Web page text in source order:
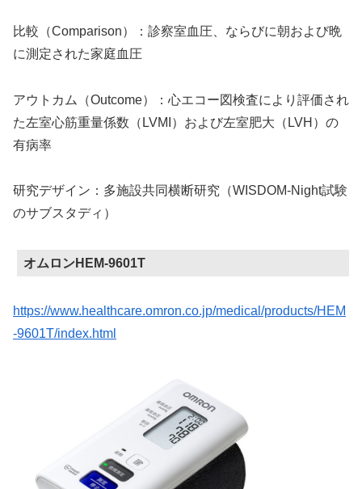
比較（Comparison）：診察室血圧、ならびに朝および晩
に測定された家庭血圧
アウトカム（Outcome）：心エコー図検査により評価され
た左室心筋重量係数（LVMI）および左室肥大（LVH）の
有病率
研究デザイン：多施設共同横断研究（WISDOM-Night試験
のサブスタディ）
オムロンHEM-9601T
https://www.healthcare.omron.co.jp/medical/products/HEM
-9601T/index.html